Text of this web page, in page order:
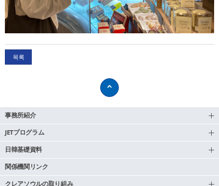
목록
事務所紹介
JETプログラム
日韓基礎資料
関係機関リンク
クレアソウルの取り組み